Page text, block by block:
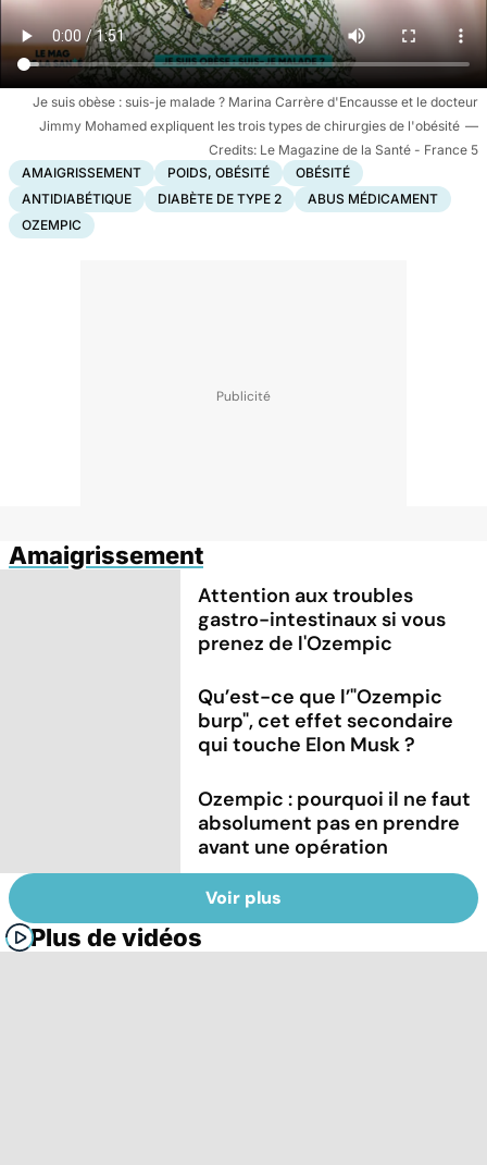
Je suis obèse : suis-je malade ? Marina Carrère d'Encausse et le docteur
Jimmy Mohamed expliquent les trois types de chirurgies de l'obésité
Le Magazine de la Santé - France 5
AMAIGRISSEMENT
POIDS, OBÉSITÉ
OBÉSITÉ
ANTIDIABÉTIQUE
DIABÈTE DE TYPE 2
ABUS MÉDICAMENT
OZEMPIC
Amaigrissement
Attention aux troubles
gastro-intestinaux si vous
prenez de l'Ozempic
Qu’est-ce que l’"Ozempic
burp", cet effet secondaire
qui touche Elon Musk ?
Ozempic : pourquoi il ne faut
absolument pas en prendre
avant une opération
Voir plus
Plus de vidéos